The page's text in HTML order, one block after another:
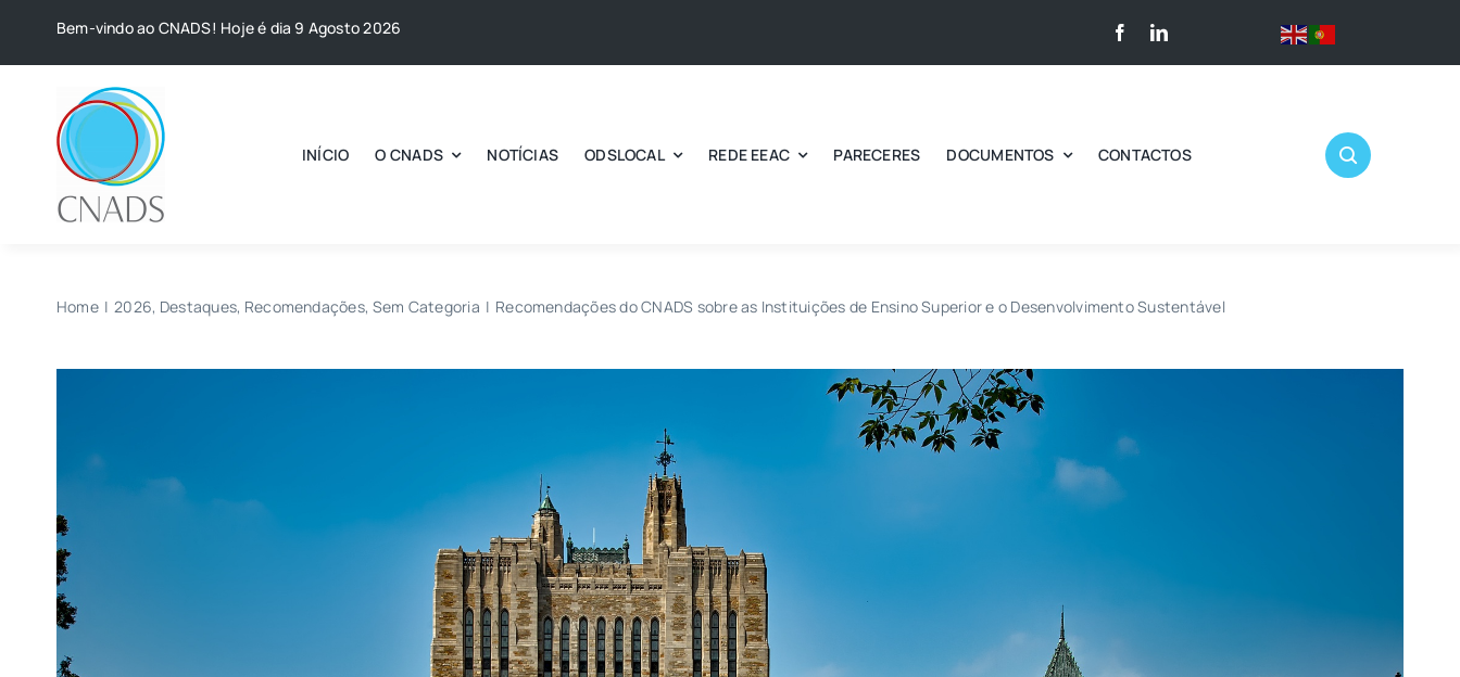
Bem-vindo ao CNADS! Hoje é dia 9 Agosto 2026
INÍCIO O CNADS NOTÍCIAS ODSLOCAL REDE EEAC PARECERES DOCUMENTOS CONTACTOS
Home 2026 Destaques Recomendações Sem Categoria Recomendações do CNADS sobre as Instituições de Ensino Superior e o Desenvolvimento Sustentável